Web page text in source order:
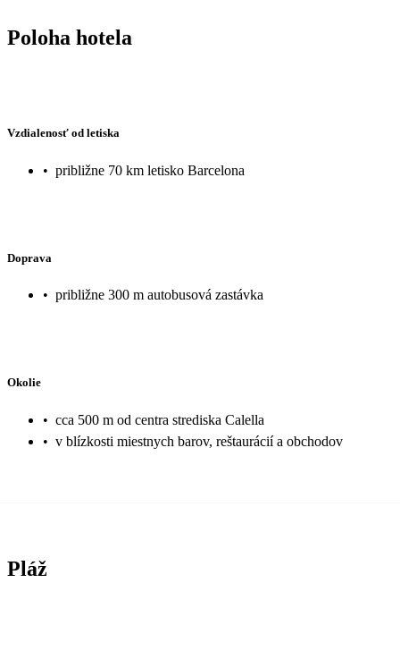
Poloha hotela
Vzdialenosť od letiska
• približne 70 km letisko Barcelona
Doprava
• približne 300 m autobusová zastávka
Okolie
• cca 500 m od centra strediska Calella
• v blízkosti miestnych barov, reštaurácií a obchodov
Pláž